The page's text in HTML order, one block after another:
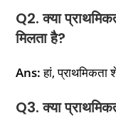
Q2. क्या
मिलता है?
Ans:हां, प्राथमिकता
Q3. क्या